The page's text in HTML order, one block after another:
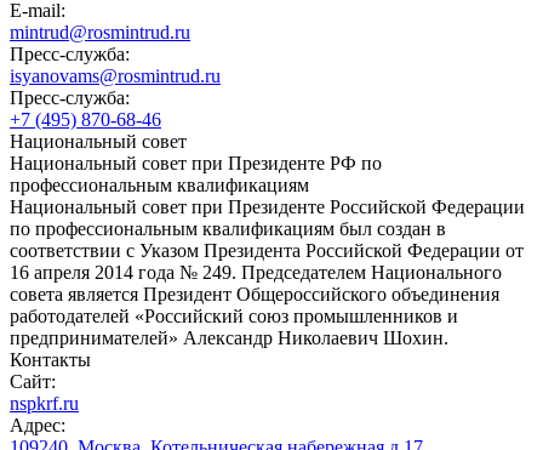
E-mail:
mintrud@rosmintrud.ru
Пресс-служба:
isyanovams@rosmintrud.ru
Пресс-служба:
+7 (495) 870-68-46
Национальный совет
Национальный совет при Президенте РФ по
профессиональным квалификациям
Национальный совет при Президенте Российской Федерации
по профессиональным квалификациям был создан в
соответствии с Указом Президента Российской Федерации от
16 апреля 2014 года № 249. Председателем Национального
совета является Президент Общероссийского объединения
работодателей «Российский союз промышленников и
предпринимателей» Александр Николаевич Шохин.
Контакты
Сайт:
nspkrf.ru
Адрес: